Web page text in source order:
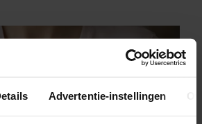
Advertentie-instellingen